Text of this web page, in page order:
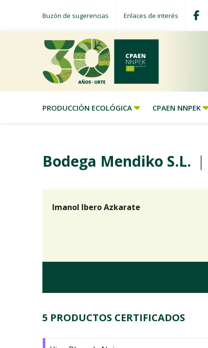
Buzón de sugerencias Enlaces de interés
PRODUCCIÓN ECOLÓGICA CPAEN NNPEK
Bodega Mendiko S.L.
Imanol Ibero Azkarate
5 PRODUCTOS CERTIFICADOS